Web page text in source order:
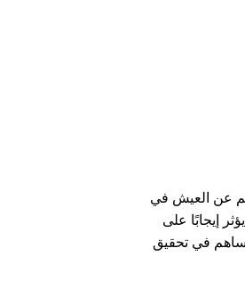
عن العيش في
إيجابًا على
تساهم في تحقيق